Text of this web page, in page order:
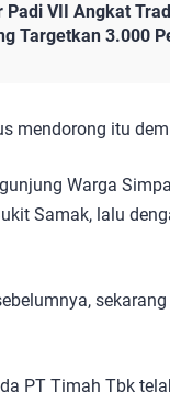
Padi VII Angkat
Targetkan 3.000
mendorong itu
Warga
Samak, lalu
PT Timah Tbk